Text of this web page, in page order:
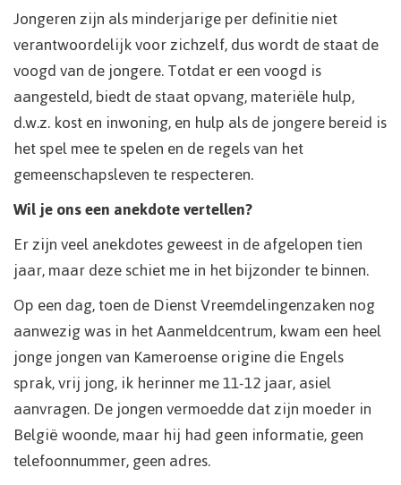
Jongeren zijn als minderjarige per definitie niet
verantwoordelijk voor zichzelf, dus wordt de staat de
voogd van de jongere. Totdat er een voogd is
aangesteld, biedt de staat opvang, materiële hulp,
d.w.z. kost en inwoning, en hulp als de jongere bereid is
het spel mee te spelen en de regels van het
gemeenschapsleven te respecteren.
Wil je ons een anekdote vertellen?
Er zijn veel anekdotes geweest in de afgelopen tien
jaar, maar deze schiet me in het bijzonder te binnen.
Op een dag, toen de Dienst Vreemdelingenzaken nog
aanwezig was in het Aanmeldcentrum, kwam een heel
jonge jongen van Kameroense origine die Engels
sprak, vrij jong, ik herinner me 11-12 jaar, asiel
aanvragen. De jongen vermoedde dat zijn moeder in
België woonde, maar hij had geen informatie, geen
telefoonnummer, geen adres.